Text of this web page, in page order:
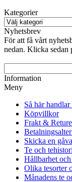
Kategorier
Nyhetsbrev
För att få vårt
nedan. Klicka sedan
Information
Meny
Så här handlar
Köpvillkor
Frakt &
Skicka en gåva
Te och
Hållbarhet
Olika tesorter
Månadens te